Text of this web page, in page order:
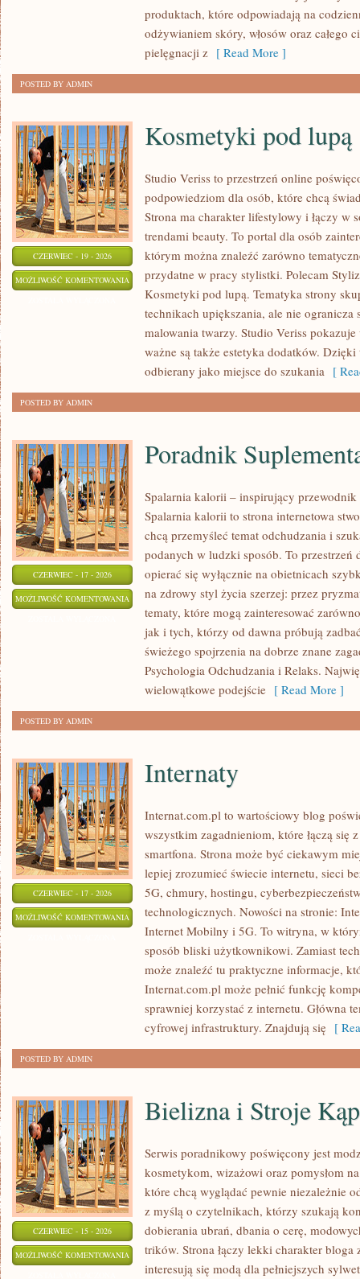
produktach, które odpowiadają na
odżywianiem skóry, włosów oraz całego
pielęgnacji z [ Read More ]
POSTED BY ADMIN
CZERWIEC - 19 - 2026
MOŻLIWOŚĆ KOMENTOWANIA KOSMETYKI
LUPĄ
Kosmetyki pod lupą
Studio Veriss to przestrzeń online
podpowiedziom dla osób, które chcą
Strona ma charakter lifestylowy i łączy w
trendami beauty. To portal dla osób
którym można znaleźć zarówno
przydatne w pracy stylistki. Polecam
Kosmetyki pod lupą. Tematyka strony
technikach upiększania, ale nie ogranicza
malowania twarzy. Studio Veriss
ważne są także estetyka dodatków.
odbierany jako miejsce do szukania [
POSTED BY ADMIN
CZERWIEC - 17 - 2026
MOŻLIWOŚĆ KOMENTOWANIA PORADNIK
SUPLEMENTACYJNY
Poradnik
Spalarnia kalorii – inspirujący
Spalarnia kalorii to strona internetowa
chcą przemyśleć temat odchudzania i
podanych w ludzki sposób. To
opierać się wyłącznie na obietnicach
na zdrowy styl życia szerzej: przez
tematy, które mogą zainteresować
jak i tych, którzy od dawna próbują
świeżego spojrzenia na dobrze znane
Psychologia Odchudzania i Relaks.
wielowątkowe podejście [ Read More ]
POSTED BY ADMIN
CZERWIEC - 17 - 2026
MOŻLIWOŚĆ KOMENTOWANIA INTERNATY
Internaty
Internat.com.pl to wartościowy blog
wszystkim zagadnieniom, które łączą się
smartfona. Strona może być ciekawym
lepiej zrozumieć świecie internetu, sieci
5G, chmury, hostingu,
technologicznych. Nowości na stronie:
Internet Mobilny i 5G. To witryna, w
sposób bliski użytkownikowi. Zamiast
może znaleźć tu praktyczne informacje,
Internat.com.pl może pełnić funkcję
sprawniej korzystać z internetu. Główna
cyfrowej infrastruktury. Znajdują się [
POSTED BY ADMIN
CZERWIEC - 15 - 2026
MOŻLIWOŚĆ KOMENTOWANIA BIELIZNA
Bielizna i Stroje
Serwis poradnikowy poświęcony jest
kosmetykom, wizażowi oraz pomysłom
które chcą wyglądać pewnie niezależnie
z myślą o czytelnikach, którzy szukają
dobierania ubrań, dbania o cerę,
trików. Strona łączy lekki charakter
interesują się modą dla pełniejszych